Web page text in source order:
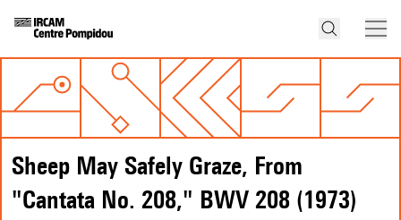
Sheep May Safely Graze, From
"Cantata No. 208," BWV 208 (1973)